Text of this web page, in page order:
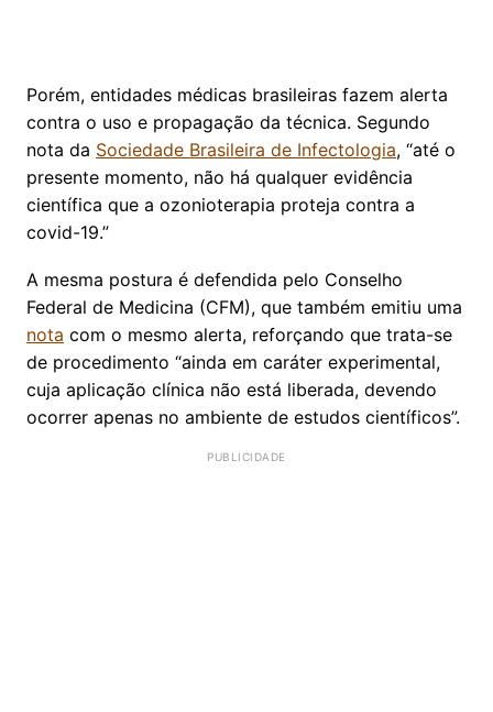
Porém, entidades médicas brasileiras fazem alerta
contra o uso e propagação da técnica. Segundo
nota da Sociedade Brasileira de Infectologia, “até o
presente momento, não há qualquer evidência
científica que a ozonioterapia proteja contra a
covid-19.”
A mesma postura é defendida pelo Conselho
Federal de Medicina (CFM), que também emitiu uma
nota com o mesmo alerta, reforçando que trata-se
de procedimento “ainda em caráter experimental,
cuja aplicação clínica não está liberada, devendo
ocorrer apenas no ambiente de estudos científicos”.